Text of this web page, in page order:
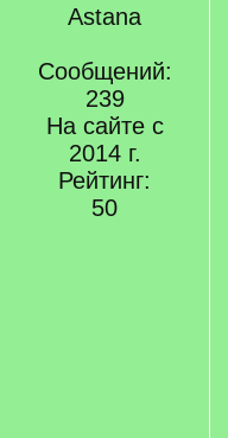
Astana
Сообщений:
239
На сайте с
2014 г.
Рейтинг:
50